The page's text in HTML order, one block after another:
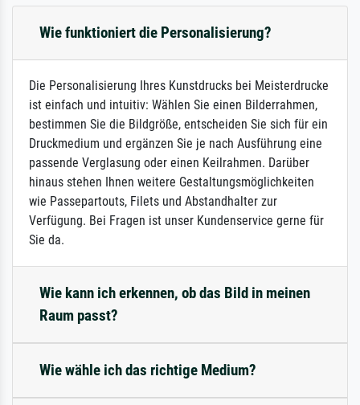
Wie funktioniert die Personalisierung?
Die Personalisierung Ihres Kunstdrucks bei Meisterdrucke
ist einfach und intuitiv: Wählen Sie einen Bilderrahmen,
bestimmen Sie die Bildgröße, entscheiden Sie sich für ein
Druckmedium und ergänzen Sie je nach Ausführung eine
passende Verglasung oder einen Keilrahmen. Darüber
hinaus stehen Ihnen weitere Gestaltungsmöglichkeiten
wie Passepartouts, Filets und Abstandhalter zur
Verfügung. Bei Fragen ist unser Kundenservice gerne für
Sie da.
Wie kann ich erkennen, ob das Bild in meinen
Raum passt?
Wie wähle ich das richtige Medium?